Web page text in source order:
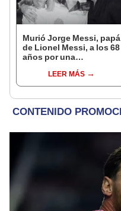
Murió Jorge Messi, papá
de Lionel Messi, a los 68
años por una
LEER MÁS